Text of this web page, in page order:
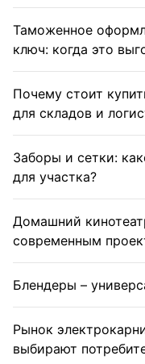
Таможенное
ключ: когда это
Почему стоит
для складов и
Заборы и сетки:
для участка?
Домашний
современным
Блендеры –
Рынок
выбирают